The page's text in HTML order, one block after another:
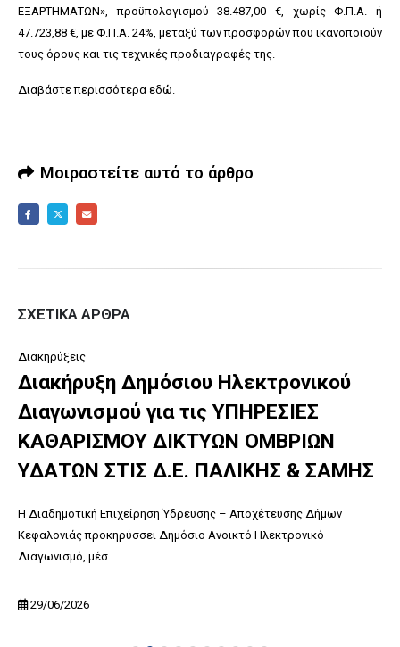
ΕΞΑΡΤΗΜΑΤΩΝ», προϋπολογισμού 38.487,00 €, χωρίς Φ.Π.Α. ή
47.723,88 €, με Φ.Π.Α. 24%, μεταξύ των προσφορών που ικανοποιούν
τους όρους και τις τεχνικές προδιαγραφές της.
Διαβάστε περισσότερα εδώ.
Μοιραστείτε αυτό το άρθρο
ΣΧΕΤΙΚΆ ΆΡΘΡΑ
Διακηρύξεις
Διακήρυξη Δημόσιου Ηλεκτρονικού
Διαγωνισμού για τις ΥΠΗΡΕΣΙΕΣ
ΚΑΘΑΡΙΣΜΟΥ ΔΙΚΤΥΩΝ ΟΜΒΡΙΩΝ
ΥΔΑΤΩΝ ΣΤΙΣ Δ.Ε. ΠΑΛΙΚΗΣ & ΣΑΜΗΣ
Η Διαδημοτική Επιχείρηση Ύδρευσης – Αποχέτευσης Δήμων
Κεφαλονιάς προκηρύσσει Δημόσιο Ανοικτό Ηλεκτρονικό
Διαγωνισμό, μέσ...
29/06/2026